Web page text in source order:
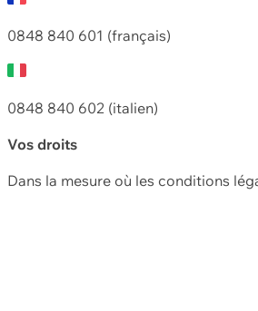
0848 840 601 (français)
0848 840 602 (italien)
Vos droits
Dans la mesure où les conditions